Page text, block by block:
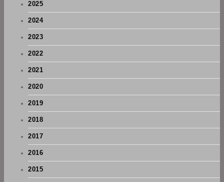
2025
2024
2023
2022
2021
2020
2019
2018
2017
2016
2015